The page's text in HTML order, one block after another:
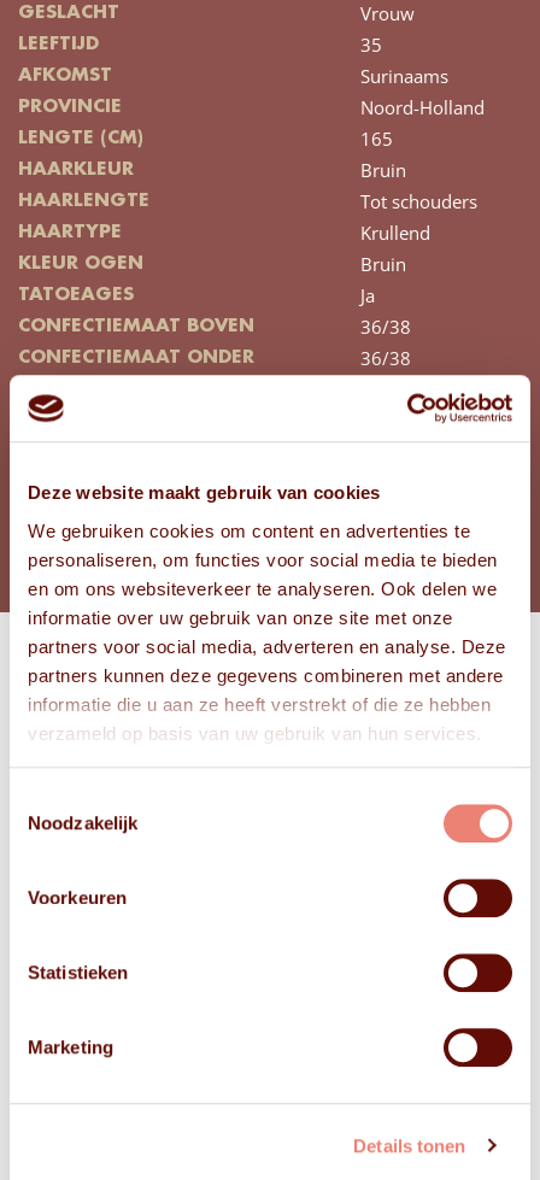
Deze website maakt gebruik van cookies
We gebruiken cookies om content en advertenties te
personaliseren, om functies voor social media te bieden
en om ons websiteverkeer te analyseren. Ook delen we
informatie over uw gebruik van onze site met onze
partners voor social media, adverteren en analyse. Deze
partners kunnen deze gegevens combineren met andere
informatie die u aan ze heeft verstrekt of die ze hebben
verzameld op basis van uw gebruik van hun services.
Noodzakelijk
Voorkeuren
Statistieken
Marketing
Details tonen
GESLACHT Vrouw
LEEFTIJD 35
AFKOMST Surinaams
PROVINCIE Noord-Holland
LENGTE (CM) 165
HAARKLEUR Bruin
HAARLENGTE Tot schouders
HAARTYPE Krullend
KLEUR OGEN Bruin
TATOEAGES Ja
CONFECTIEMAAT BOVEN 36/38
CONFECTIEMAAT ONDER 36/38
SCHOENMAAT
CUPMAAT
Bekijk
FOTO'S